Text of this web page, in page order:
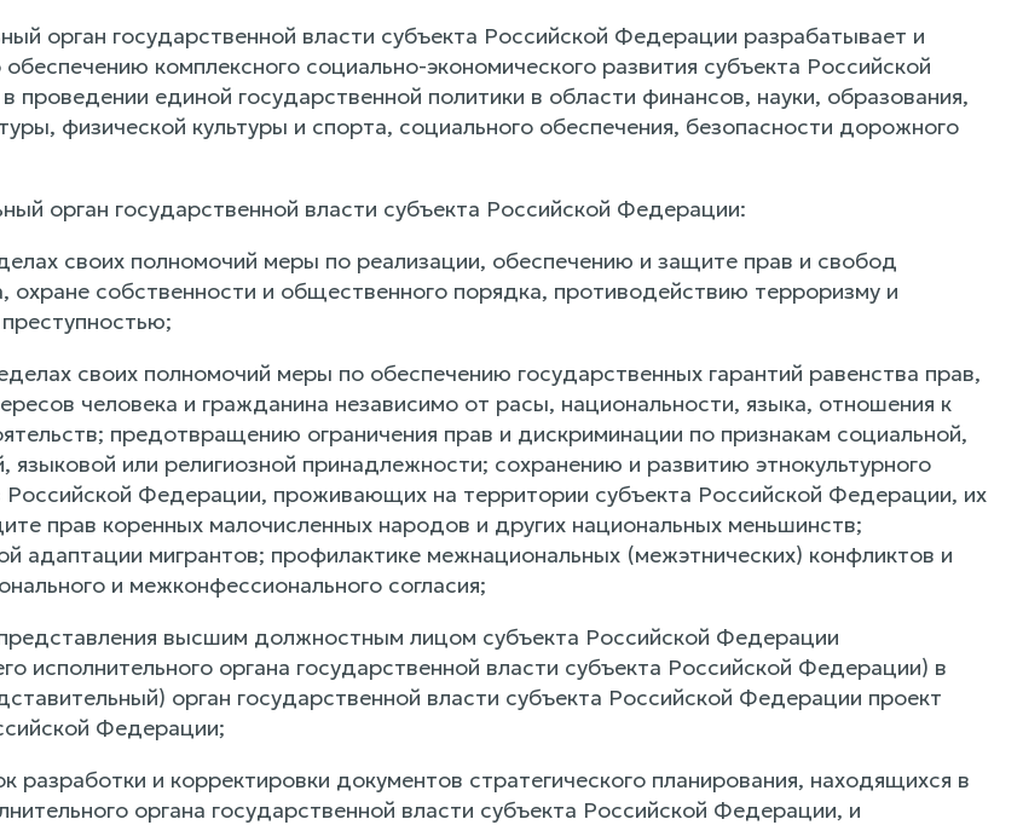
орган государственной власти субъекта Российской Федерации разрабатывает и
комплексного социально-экономического развития субъекта Российской
проведении единой государственной политики в области финансов, науки, образования,
физической культуры и спорта, социального обеспечения, безопасности дорожного
орган государственной власти субъекта Российской Федерации:
своих полномочий меры по реализации, обеспечению и защите прав и свобод
охране собственности и общественного порядка, противодействию терроризму и
своих полномочий меры по обеспечению государственных гарантий равенства прав,
человека и гражданина независимо от расы, национальности, языка, отношения к
предотвращению ограничения прав и дискриминации по признакам социальной,
языковой или религиозной принадлежности; сохранению и развитию этнокультурного
Российской Федерации, проживающих на территории субъекта Российской Федерации, их
прав коренных малочисленных народов и других национальных меньшинств;
адаптации мигрантов; профилактике межнациональных (межэтнических) конфликтов и
и межконфессионального согласия;
высшим должностным лицом субъекта Российской Федерации
исполнительного органа государственной власти субъекта Российской Федерации) в
орган государственной власти субъекта Российской Федерации проект
Федерации;
разработки и корректировки документов стратегического планирования, находящихся в
органа государственной власти субъекта Российской Федерации, и